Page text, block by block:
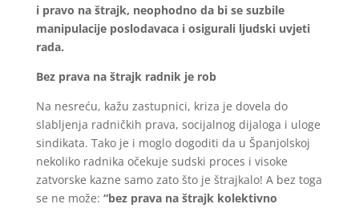
i pravo na štrajk, neophodno da bi se suzbile
manipulacije poslodavaca i osigurali ljudski uvjeti
rada.
Bez prava na štrajk radnik je rob
Na nesreću, kažu zastupnici, kriza je dovela do
slabljenja radničkih prava, socijalnog dijaloga i uloge
sindikata. Tako je i moglo dogoditi da u Španjolskoj
nekoliko radnika očekuje sudski proces i visoke
zatvorske kazne samo zato što je štrajkalo! A bez toga
se ne može: “bez prava na štrajk kolektivno